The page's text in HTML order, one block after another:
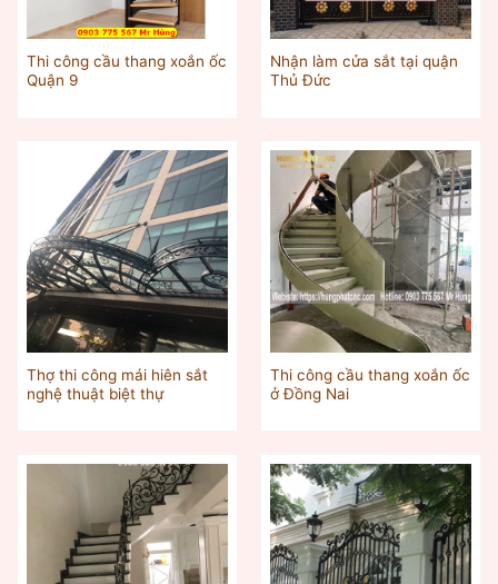
Thi công cầu thang xoắn ốc
Quận 9
Nhận làm cửa sắt tại quận
Thủ Đức
Thợ thi công mái hiên sắt
nghệ thuật biệt thự
Thi công cầu thang xoắn ốc
ở Đồng Nai